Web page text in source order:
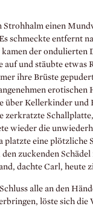
Strohhalm einen
schmeckte entfernt
der ondulierten
auf und stäubte
ihre Brüste
über Kellerkinder und
zerkratzte
wieder die
platzte eine plötzliche
zuckenden
dachte Carl, heute
alle an den
löste sich die